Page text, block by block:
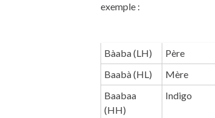
exemple :
Bàaba (LH)
Père
Baabà (HL)
Mère
Baabaa
(HH)
Indigo